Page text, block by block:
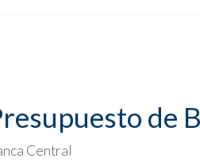
de
Central